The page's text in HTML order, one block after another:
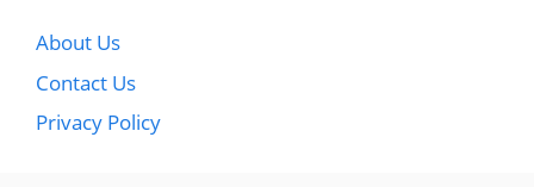
About Us
Contact Us
Privacy Policy